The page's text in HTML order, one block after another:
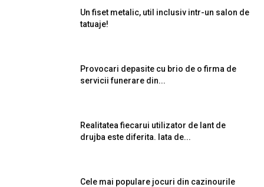
Un fiset metalic, util inclusiv intr-un salon de
tatuaje!
Provocari depasite cu brio de o firma de
servicii funerare din...
Realitatea fiecarui utilizator de lant de
drujba este diferita. Iata de...
Cele mai populare jocuri din cazinourile